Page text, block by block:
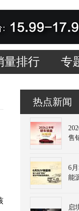
量排行 专
热点新闻
售
6
能
启